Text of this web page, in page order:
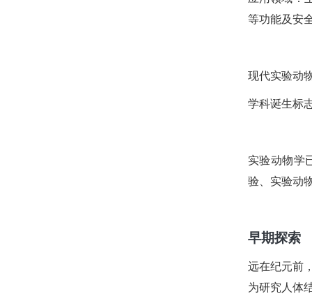
等功能及安
现代实验动
学科诞生标
实验动物学
验、实验动
早期探索
远在纪元前
为研究人体